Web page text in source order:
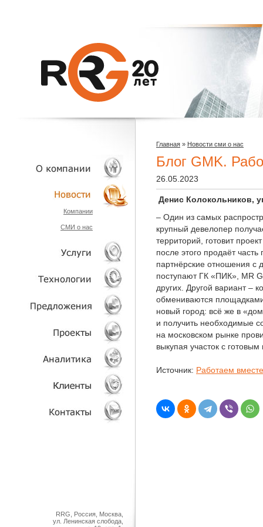
О КОМПАНИИ
НОВОСТИ
Компании
СМИ о нас
УСЛУГИ
ТЕХНОЛОГИИ
ОБЪЕКТЫ
ПРОЕКТЫ
АНАЛИТИКА
КЛИЕНТЫ
Главная » Новости сми о нас
Блог GMK.
26.05.2023
Денис Колокольников,
– Один из самых
крупный девелопер
территорий, готовит
после этого продаёт
партнёрские отношения с
поступают ГК «ПИК», MR
других. Другой вариант –
обмениваются
новый город: всё же в
и получить необходимые
на московском рынке
выкупая участок с
Источник: Работаем
RRG, Россия, Москва,
ул. Ленинская слобода,